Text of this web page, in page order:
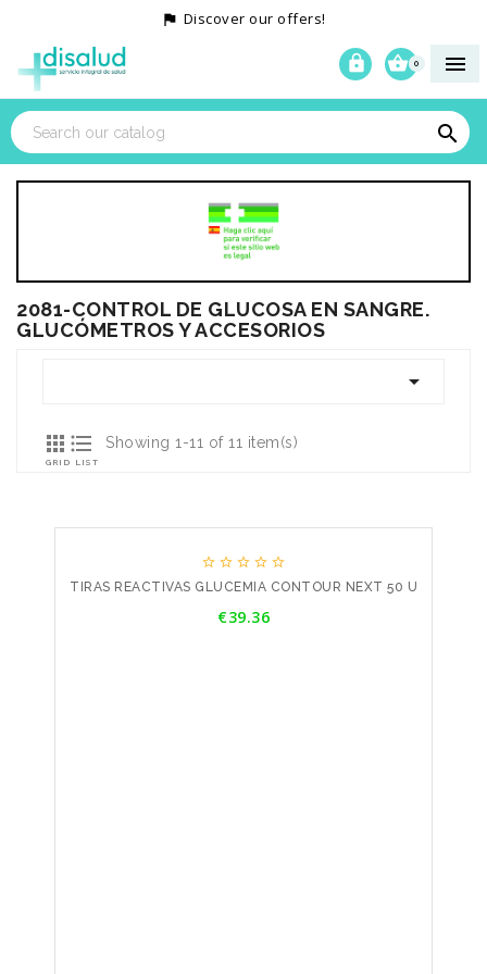
 Discover our offers!

0



2081-CONTROL DE GLUCOSA EN SANGRE.
GLUCÓMETROS Y ACCESORIOS


GRID

LIST
Showing 1-11 of 11 item(s)
    
TIRAS REACTIVAS GLUCEMIA CONTOUR NEXT 50 U
€39.36